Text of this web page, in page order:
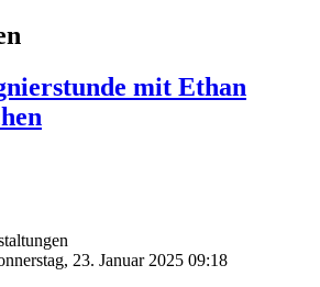
mit Ethan
23. Januar 2025 09:18